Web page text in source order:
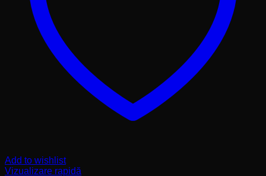
Add to wishlist
Vizualizare rapidă